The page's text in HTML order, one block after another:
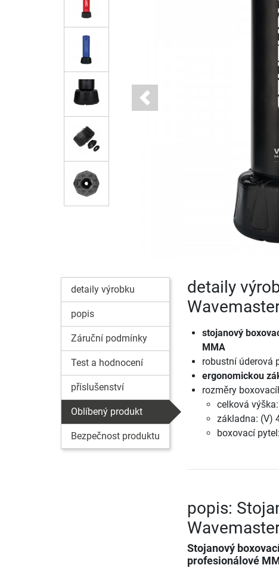
Previous
detaily výrobku
popis
Záruční podmínky
Test a hodnocení
příslušenství
Oblíbený produkt
Bezpečnost produktu
detaily
stojanový
MMA
robustní úderová
ergonomickou
rozměry
celková
základna: (V)
boxovací
popis:
Stojanový
profesionálové